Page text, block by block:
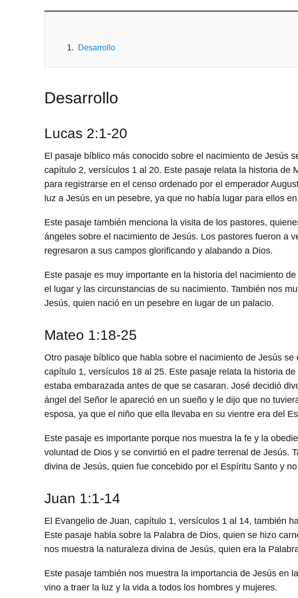
Desarrollo
Desarrollo
Lucas 2:1-20
El pasaje bíblico más conocido sobre el nacimiento de Jesús
capítulo 2, versículos 1 al 20. Este pasaje relata la historia de
para registrarse en el censo ordenado por el emperador
luz a Jesús en un pesebre, ya que no había lugar para ellos
Este pasaje también menciona la visita de los pastores,
ángeles sobre el nacimiento de Jesús. Los pastores fueron a
regresaron a sus campos glorificando y alabando a Dios.
Este pasaje es muy importante en la historia del nacimiento
el lugar y las circunstancias de su nacimiento. También nos
Jesús, quien nació en un pesebre en lugar de un palacio.
Mateo 1:18-25
Otro pasaje bíblico que habla sobre el nacimiento de Jesús
capítulo 1, versículos 18 al 25. Este pasaje relata la historia
estaba embarazada antes de que se casaran. José decidió
ángel del Señor le apareció en un sueño y le dijo que no
esposa, ya que el niño que ella llevaba en su vientre era del
Este pasaje es importante porque nos muestra la fe y la
voluntad de Dios y se convirtió en el padre terrenal de Jesús.
divina de Jesús, quien fue concebido por el Espíritu Santo y
Juan 1:1-14
El Evangelio de Juan, capítulo 1, versículos 1 al 14, también
Este pasaje habla sobre la Palabra de Dios, quien se hizo
nos muestra la naturaleza divina de Jesús, quien era la
Este pasaje también nos muestra la importancia de Jesús en
vino a traer la luz y la vida a todos los hombres y mujeres.